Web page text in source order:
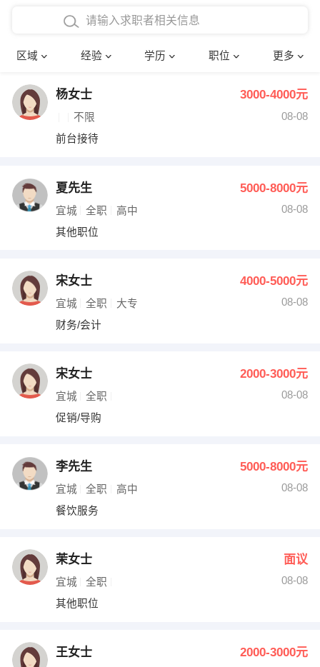
区域 经验 学历 职位 更多
在校学生工作经验
四年以上工作经验
五年以上工作经验
博士
文员 护士
财务会计
网络IT
收银员
水电/机修
编辑 法律
其他职位
确定
杨女士 3000-4000元
不限
08-08
前台接待
夏先生 5000-8000元
宜城 全职 高中
08-08
其他职位
宋女士 4000-5000元
宜城 全职 大专
08-08
财务/会计
宋女士 2000-3000元
宜城 全职
08-08
促销/导购
李先生 5000-8000元
宜城 全职 高中
08-08
餐饮服务
茉女士 面议
宜城 全职
08-08
其他职位
王女士 2000-3000元